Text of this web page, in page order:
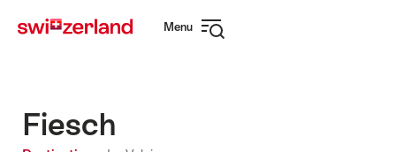
sur
rapide
Menu
Fiesch